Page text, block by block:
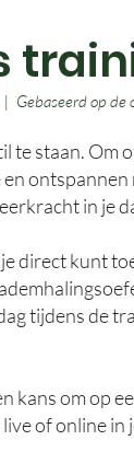
op de
te staan. Om
in je
direct kunt
tijdens de
kans om op
of online